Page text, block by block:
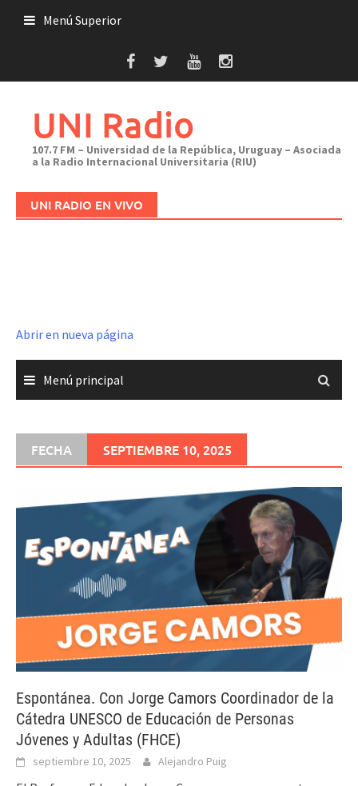
Menú Superior
UNI Radio
107.7 FM – Universidad de la República, Uruguay – Asociada
a la Radio Internacional Universitaria (RIU)
UNI RADIO EN VIVO
Abrir en nueva página
Menú principal
FECHA SEPTIEMBRE 10, 2025
Espontánea. Con Jorge Camors Coordinador de la
Cátedra UNESCO de Educación de Personas
Jóvenes y Adultas (FHCE)
septiembre 10, 2025 Alejandro Puig